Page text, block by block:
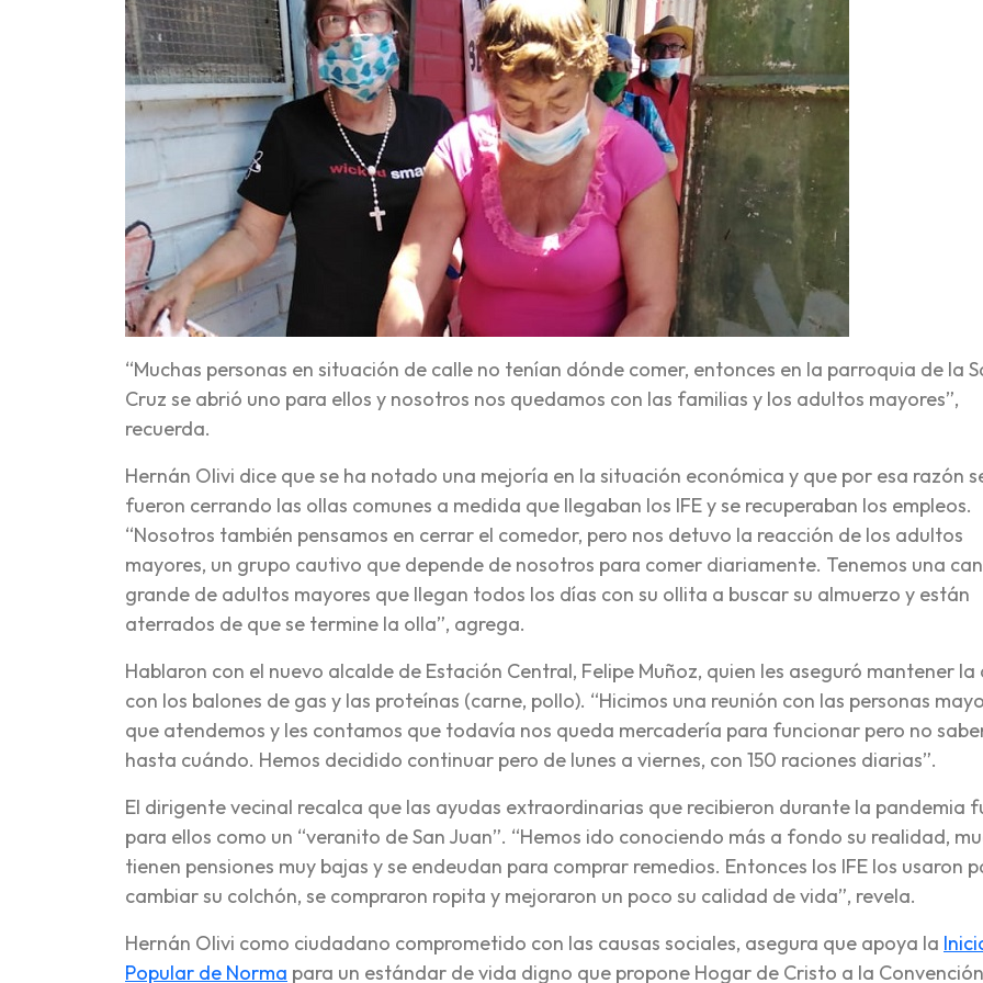
“Muchas personas en situación de calle no tenían dónde comer, entonces en la parroquia de la
Cruz se abrió uno para ellos y nosotros nos quedamos con las familias y los adultos mayores”,
recuerda.
Hernán Olivi dice que se ha notado una mejoría en la situación económica y que por esa razón
fueron cerrando las ollas comunes a medida que llegaban los IFE y se recuperaban los empleos.
“Nosotros también pensamos en cerrar el comedor, pero nos detuvo la reacción de los adultos
mayores, un grupo cautivo que depende de nosotros para comer diariamente. Tenemos una
grande de adultos mayores que llegan todos los días con su ollita a buscar su almuerzo y están
aterrados de que se termine la olla”, agrega.
Hablaron con el nuevo alcalde de Estación Central, Felipe Muñoz, quien les aseguró mantener la
con los balones de gas y las proteínas (carne, pollo). “Hicimos una reunión con las personas
que atendemos y les contamos que todavía nos queda mercadería para funcionar pero no
hasta cuándo. Hemos decidido continuar pero de lunes a viernes, con 150 raciones diarias”.
El dirigente vecinal recalca que las ayudas extraordinarias que recibieron durante la pandemia
para ellos como un “veranito de San Juan”. “Hemos ido conociendo más a fondo su realidad,
tienen pensiones muy bajas y se endeudan para comprar remedios. Entonces los IFE los usaron
cambiar su colchón, se compraron ropita y mejoraron un poco su calidad de vida”, revela.
Hernán Olivi como ciudadano comprometido con las causas sociales, asegura que apoya la
Popular de Norma para un estándar de vida digno que propone Hogar de Cristo a la Convención